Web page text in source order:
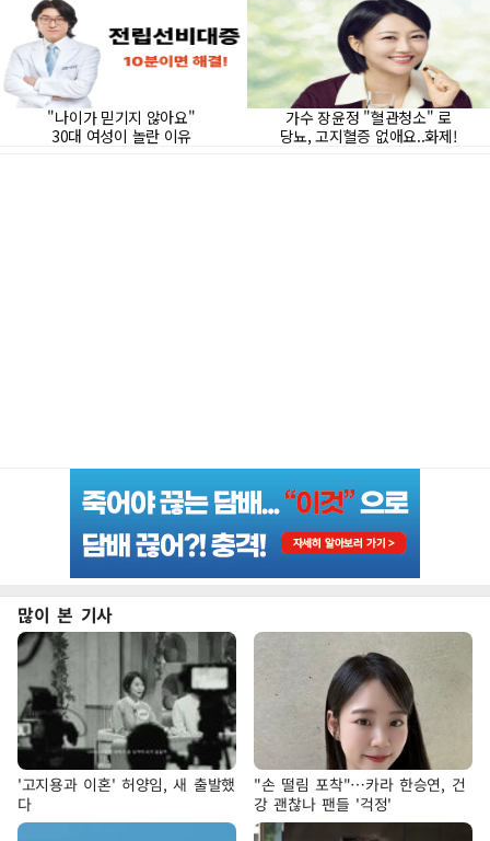
많이 본 기사
'고지용과 이혼' 허양임, 새 출발했
다
"손 떨림 포착"…카라 한승연, 건
강 괜찮나 팬들 '걱정'